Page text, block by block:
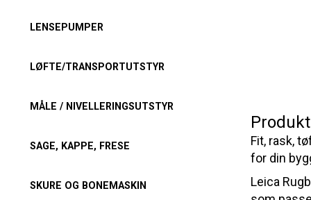
LENSEPUMPER
LØFTE/TRANSPORTUTSTYR
MÅLE / NIVELLERINGSUTSTYR
SAGE, KAPPE, FRESE
SKURE OG BONEMASKIN
Fit, rask,
for din
Leica